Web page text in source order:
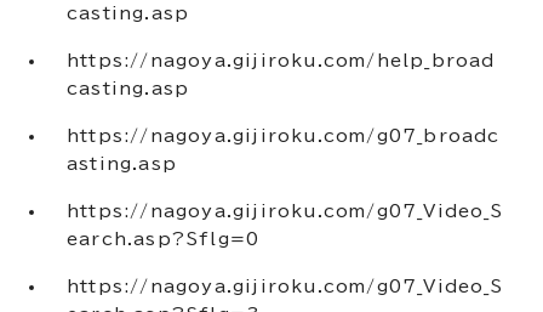
casting.asp
https://nagoya.gijiroku.com/help_broad
casting.asp
https://nagoya.gijiroku.com/g07_broadc
asting.asp
https://nagoya.gijiroku.com/g07_Video_S
earch.asp?Sflg=0
https://nagoya.gijiroku.com/g07_Video_S